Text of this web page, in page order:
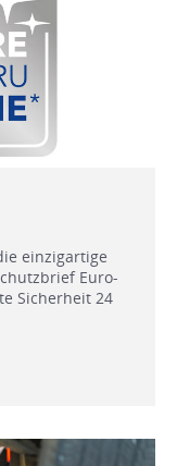
einzigartige
Euro-
Sicherheit 24